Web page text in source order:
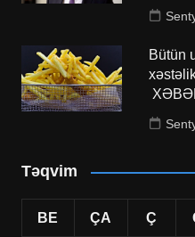
Bütün
Təqvim
BE ÇA Ç